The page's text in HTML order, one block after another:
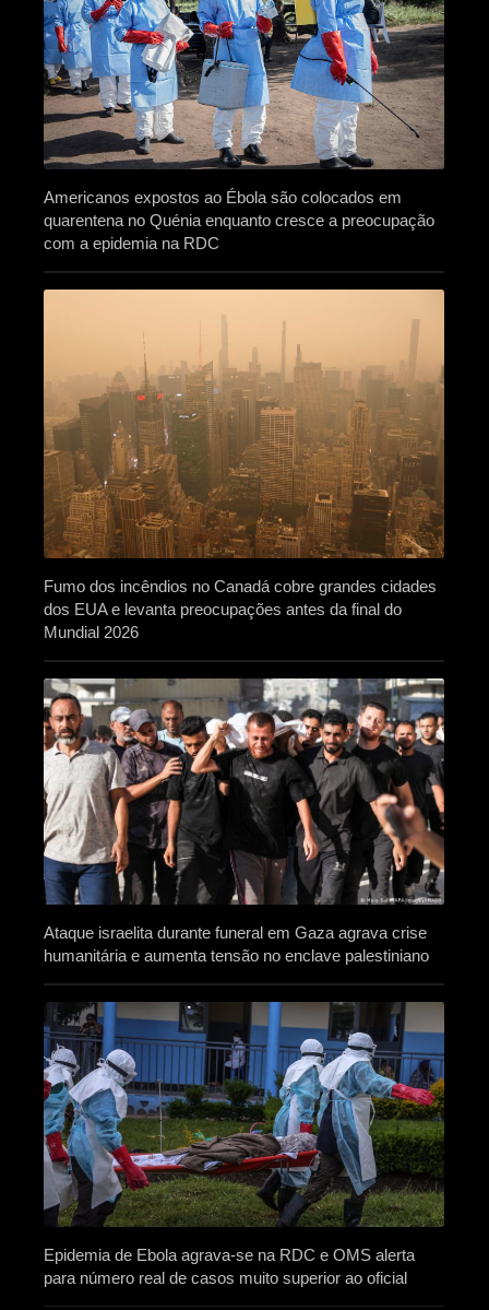
Americanos expostos ao Ébola são colocados em
quarentena no Quénia enquanto cresce a preocupação
com a epidemia na RDC
Fumo dos incêndios no Canadá cobre grandes cidades
dos EUA e levanta preocupações antes da final do
Mundial 2026
Ataque israelita durante funeral em Gaza agrava crise
humanitária e aumenta tensão no enclave palestiniano
Epidemia de Ebola agrava-se na RDC e OMS alerta
para número real de casos muito superior ao oficial